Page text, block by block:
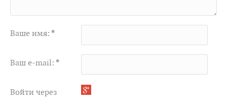
Ваше имя: *
Ваш e-mail: *
Войти через